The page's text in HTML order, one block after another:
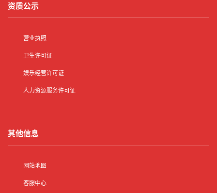
资质公示
营业执照
卫生许可证
娱乐经营许可证
人力资源服务许可证
其他信息
网站地图
客服中心